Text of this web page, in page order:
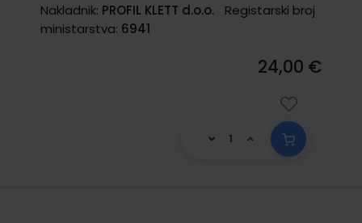
Nakladnik: PROFIL KLETT d.o.o.
Registarski broj
ministarstva: 6941
24,00 €